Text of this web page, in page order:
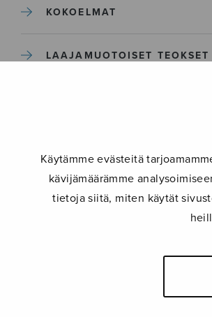
Käytämme evästeitä
kävijämäärämme
tietoja siitä, miten käytät
KOKOELMAT
LAAJAMUOTOISET TEOKSET
MUUT